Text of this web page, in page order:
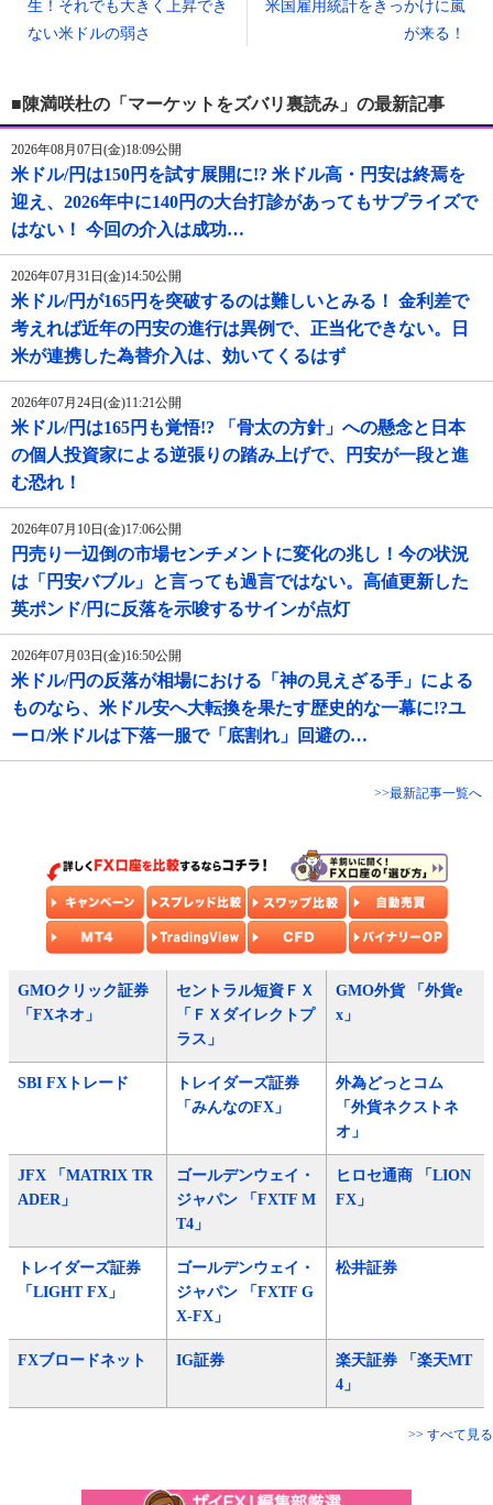
生！それでも大きく上昇でき
ない米ドルの弱さ
米国雇用統計をきっかけに嵐
が来る！
■陳満咲杜の「マーケットをズバリ裏読み」の最新記事
2026年08月07日(金)18:09公開
米ドル/円は150円を試す展開に!? 米ドル高・円安は終焉を
迎え、2026年中に140円の大台打診があってもサプライズで
はない！ 今回の介入は成功…
2026年07月31日(金)14:50公開
米ドル/円が165円を突破するのは難しいとみる！ 金利差で
考えれば近年の円安の進行は異例で、正当化できない。日
米が連携した為替介入は、効いてくるはず
2026年07月24日(金)11:21公開
米ドル/円は165円も覚悟!? 「骨太の方針」への懸念と日本
の個人投資家による逆張りの踏み上げで、円安が一段と進
む恐れ！
2026年07月10日(金)17:06公開
円売り一辺倒の市場センチメントに変化の兆し！今の状況
は「円安バブル」と言っても過言ではない。高値更新した
英ポンド/円に反落を示唆するサインが点灯
2026年07月03日(金)16:50公開
米ドル/円の反落が相場における「神の見えざる手」による
ものなら、米ドル安へ大転換を果たす歴史的な一幕に!?ユ
ーロ/米ドルは下落一服で「底割れ」回避の…
>>最新記事一覧へ
GMOクリック証券
「FXネオ」
セントラル短資ＦＸ
「ＦＸダイレクトプ
ラス」
GMO外貨 「外貨e
x」
SBI FXトレード
トレイダーズ証券
「みんなのFX」
外為どっとコム
「外貨ネクストネ
オ」
JFX 「MATRIX TR
ADER」
ゴールデンウェイ・
ジャパン 「FXTF M
T4」
ヒロセ通商 「LION
FX」
トレイダーズ証券
「LIGHT FX」
ゴールデンウェイ・
ジャパン 「FXTF G
X-FX」
松井証券
FXブロードネット IG証券
楽天証券 「楽天MT
4」
>> すべて見る